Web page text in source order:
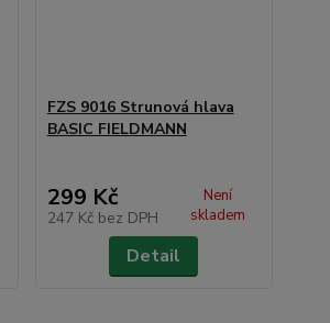
FZS 9016 Strunová hlava
BASIC FIELDMANN
299 Kč
247 Kč bez DPH
Není
skladem
Detail